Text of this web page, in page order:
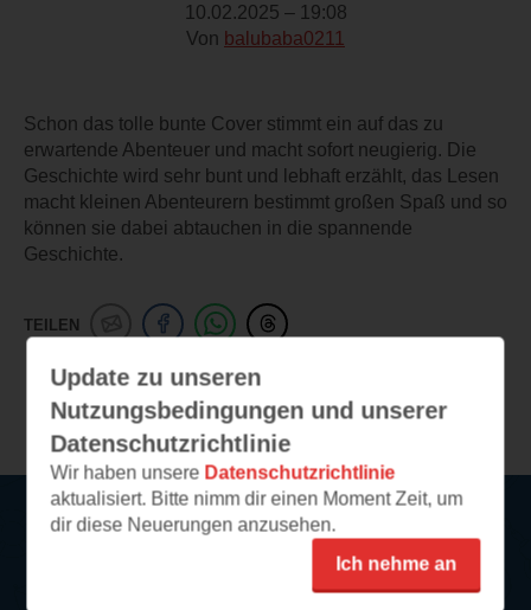
10.02.2025 – 19:08
Von balubaba0211
Schon das tolle bunte Cover stimmt ein auf das zu
erwartende Abenteuer und macht sofort neugierig. Die
Geschichte wird sehr bunt und lebhaft erzählt, das Lesen
macht kleinen Abenteurern bestimmt großen Spaß und so
können sie dabei abtauchen in die spannende
Geschichte.
TEILEN
Weitere Leseeindrücke
Update zu unseren
Nutzungsbedingungen und unserer
Datenschutzrichtlinie
Wir haben unsere Datenschutzrichtlinie
aktualisiert. Bitte nimm dir einen Moment Zeit, um
dir diese Neuerungen anzusehen.
Ich nehme an